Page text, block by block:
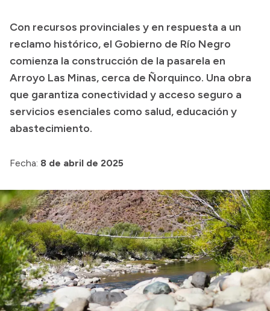
Presupuesto
Boletín Oficial
Compras y licitaciones
Consulta de expedientes
Consulta de pago a proveedores
Convocatorias
Con recursos provinciales y en respuesta a un
reclamo histórico, el Gobierno de Río Negro
comienza la construcción de la pasarela en
Arroyo Las Minas, cerca de Ñorquinco. Una obra
que garantiza conectividad y acceso seguro a
servicios esenciales como salud, educación y
abastecimiento.
Fecha: 8 de abril de 2025